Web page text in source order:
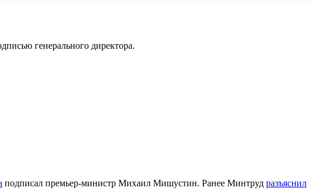
генерального директора.
подписал премьер-министр Михаил Мишустин. Ранее Минтруд разъяснил